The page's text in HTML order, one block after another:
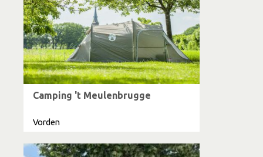
Camping 't Meulenbrugge
Vorden